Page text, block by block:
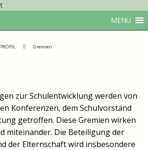
MENU
Gremien
zur Schulentwicklung werden von
Konferenzen, dem Schulvorstand
getroffen. Diese Gremien wirken
miteinander. Die Beteiligung der
der Elternschaft wird insbesondere